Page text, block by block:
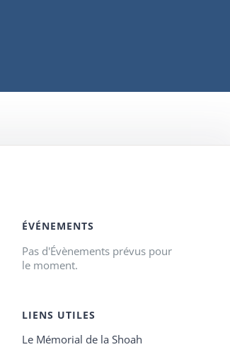
ÉVÉNEMENTS
Pas d'Évènements prévus pour
le moment.
LIENS UTILES
Le Mémorial de la Shoah